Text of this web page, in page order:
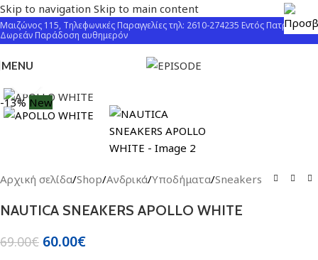
Skip to navigation Skip to main content
Μαιζώνος 115, Τηλεφωνικές Παραγγελίες τηλ: 2610-274235 Εντός Πατρών
Δωρεάν Παράδοση αυθημερόν
MENU
-13% New
Αρχική σελίδα/Shop/Ανδρικά/Υποδήματα/Sneakers
NAUTICA SNEAKERS APOLLO WHITE
69.00€ 60.00€